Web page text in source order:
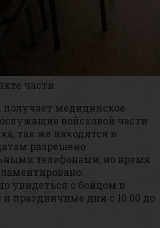
части
получает медицинское
войсковой части
так же находится в
разрешено
телефонами, но время
увидеться с бойцом в
и праздничные дни с 10.00 до